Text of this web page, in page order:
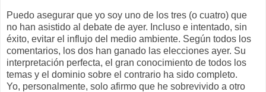
Puedo asegurar que yo soy uno de los tres (o cuatro) que
no han asistido al debate de ayer. Incluso e intentado, sin
éxito, evitar el influjo del medio ambiente. Según todos los
comentarios, los dos han ganado las elecciones ayer. Su
interpretación perfecta, el gran conocimiento de todos los
temas y el dominio sobre el contrario ha sido completo.
Yo, personalmente, solo afirmo que he sobrevivido a otro